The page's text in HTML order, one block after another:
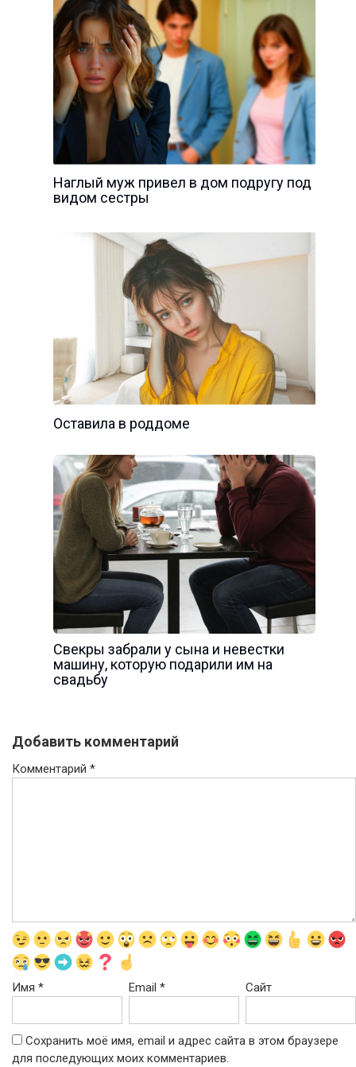
Наглый муж привел в дом подругу под
видом сестры
Оставила в роддоме
Свекры забрали у сына и невестки
машину, которую подарили им на
свадьбу
Добавить комментарий
Комментарий *
Имя * Email* Сайт
Сохранить моё имя, email и адрес сайта в этом браузере
для последующих моих комментариев.